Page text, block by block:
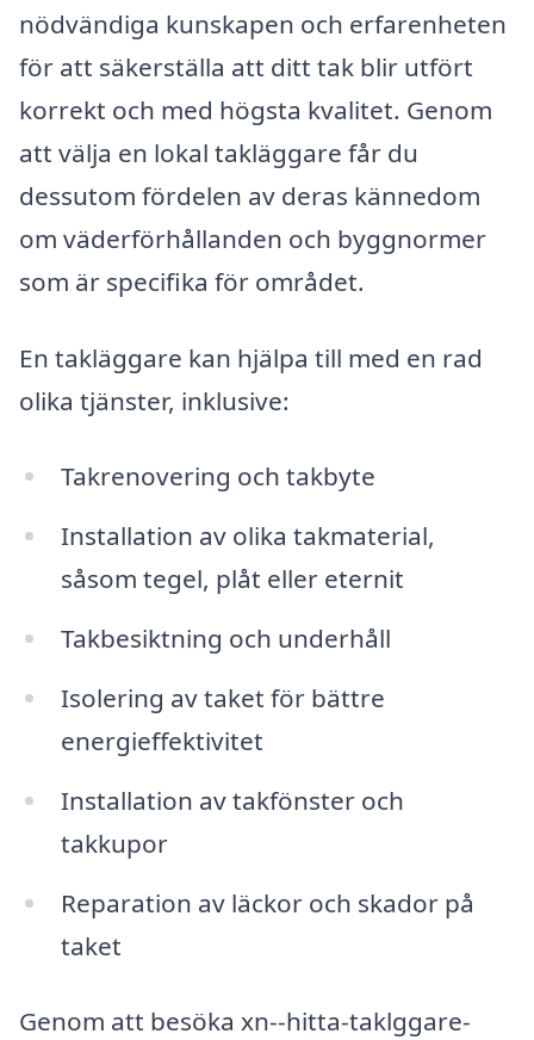
nödvändiga kunskapen och erfarenheten
för att säkerställa att ditt tak blir utfört
korrekt och med högsta kvalitet. Genom
att välja en lokal takläggare får du
dessutom fördelen av deras kännedom
om väderförhållanden och byggnormer
som är specifika för området.
En takläggare kan hjälpa till med en rad
olika tjänster, inklusive:
Takrenovering och takbyte
Installation av olika takmaterial,
såsom tegel, plåt eller eternit
Takbesiktning och underhåll
Isolering av taket för bättre
energieffektivitet
Installation av takfönster och
takkupor
Reparation av läckor och skador på
taket
Genom att besöka xn--hitta-taklggare-